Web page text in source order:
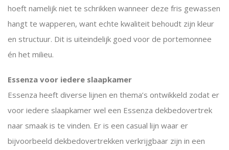
hoeft namelijk niet te schrikken wanneer deze fris gewassen
hangt te wapperen, want echte kwaliteit behoudt zijn kleur
en structuur. Dit is uiteindelijk goed voor de portemonnee
én het milieu.
Essenza voor iedere slaapkamer
Essenza heeft diverse lijnen en thema’s ontwikkeld zodat er
voor iedere slaapkamer wel een Essenza dekbedovertrek
naar smaak is te vinden. Er is een casual lijn waar er
bijvoorbeeld dekbedovertrekken verkrijgbaar zijn in een